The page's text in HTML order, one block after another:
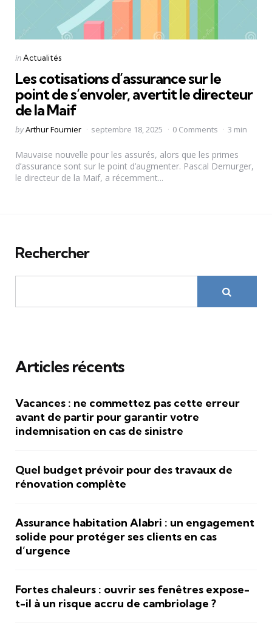
Categories
Posted
inActualités
Les cotisations d’assurance sur le
point de s’envoler, avertit le directeur
de la Maif
Posted
byArthur Fournier septembre 18, 2025 0 Comments 3 min
Mauvaise nouvelle pour les assurés, alors que les primes
d’assurance sont sur le point d’augmenter. Pascal Demurger,
le directeur de la Maif, a récemment...
Rechercher
Articles récents
Vacances : ne commettez pas cette erreur
avant de partir pour garantir votre
indemnisation en cas de sinistre
Quel budget prévoir pour des travaux de
rénovation complète
Assurance habitation Alabri : un engagement
solide pour protéger ses clients en cas
d’urgence
Fortes chaleurs : ouvrir ses fenêtres expose-
t-il à un risque accru de cambriolage ?